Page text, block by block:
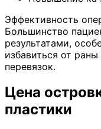
Эффективность
Большинство
результатами,
избавиться от
перевязок.
Цена
пластики